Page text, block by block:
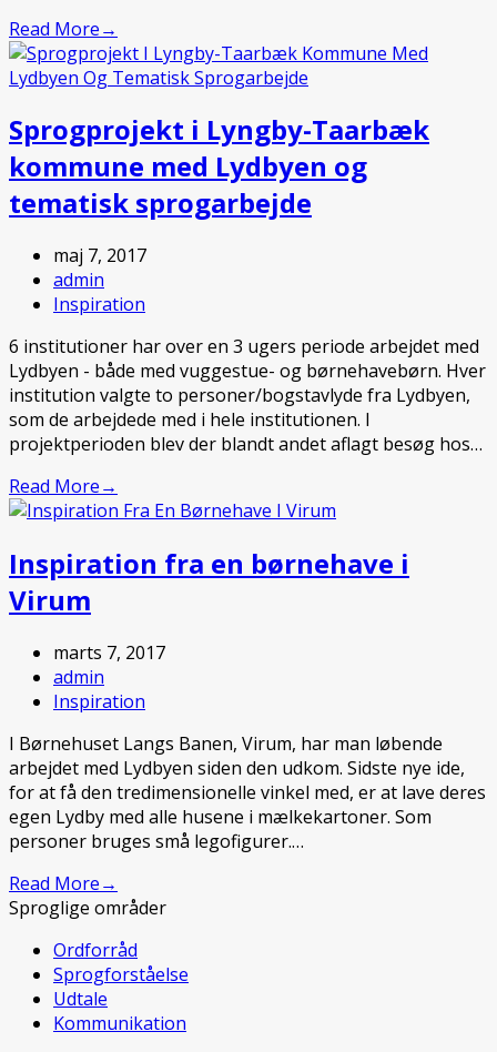
Read More→
Sprogprojekt i Lyngby-Taarbæk
kommune med Lydbyen og
tematisk sprogarbejde
maj 7, 2017
admin
Inspiration
6 institutioner har over en 3 ugers periode arbejdet med
Lydbyen - både med vuggestue- og børnehavebørn. Hver
institution valgte to personer/bogstavlyde fra Lydbyen,
som de arbejdede med i hele institutionen. I
projektperioden blev der blandt andet aflagt besøg hos…
Read More→
Inspiration fra en børnehave i
Virum
marts 7, 2017
admin
Inspiration
I Børnehuset Langs Banen, Virum, har man løbende
arbejdet med Lydbyen siden den udkom. Sidste nye ide,
for at få den tredimensionelle vinkel med, er at lave deres
egen Lydby med alle husene i mælkekartoner. Som
personer bruges små legofigurer.…
Read More→
Sproglige områder
Ordforråd
Sprogforståelse
Udtale
Kommunikation